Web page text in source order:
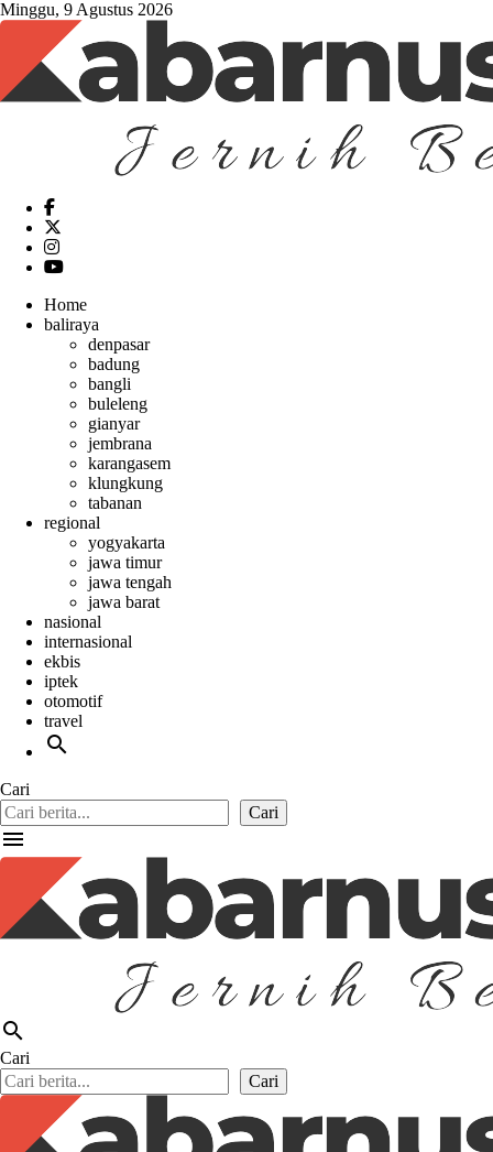
Minggu, 9 Agustus 2026
Home
baliraya
denpasar
badung
bangli
buleleng
gianyar
jembrana
karangasem
klungkung
tabanan
regional
yogyakarta
jawa timur
jawa tengah
jawa barat
nasional
internasional
ekbis
iptek
otomotif
travel
search
Cari
Cari
menu
search
Cari
Cari